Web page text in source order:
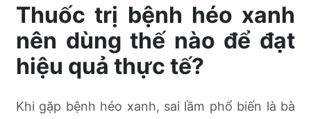
Thuốc trị bệnh héo xanh
nên dùng thế nào để đạt
hiệu quả thực tế?
Khi gặp bệnh héo xanh, sai lầm phổ biến là bà